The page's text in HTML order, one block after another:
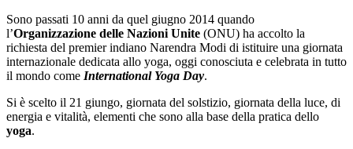
Sono passati 10 anni da quel giugno 2014 quando
l’Organizzazione delle Nazioni Unite (ONU) ha accolto la
richiesta del premier indiano Narendra Modi di istituire una giornata
internazionale dedicata allo yoga, oggi conosciuta e celebrata in tutto
il mondo come International Yoga Day.
Si è scelto il 21 giungo, giornata del solstizio, giornata della luce, di
energia e vitalità, elementi che sono alla base della pratica dello
yoga.